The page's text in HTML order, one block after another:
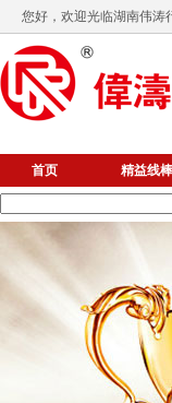
您好，欢迎光临湖南伟涛
首页 精益线